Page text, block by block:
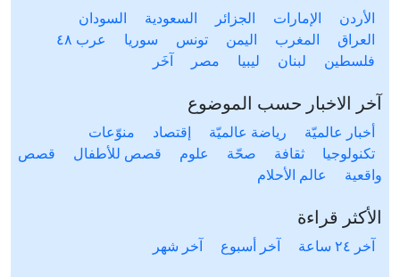
الأردن الإمارات الجزائر السعودية
السودان
العراق
المغرب اليمن تونس سوريا
عرب ٤٨
فلسطين
لبنان ليبيا مصر آخَر
آخر الاخبار حسب الموضوع
أخبار عالميّة رياضة عالميّة إقتصاد
منوّعات
تكنولوجيا
ثقافة صحّة علوم قصص للأطفال
قصص
واقعية
عالم الأحلام
الأكثر قراءة
آخر ٢٤ ساعة آخر أسبوع آخر شهر